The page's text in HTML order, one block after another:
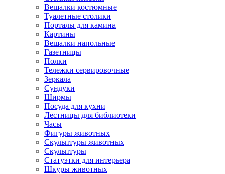
Вешалки костюмные
Туалетные столики
Порталы для камина
Картины
Вешалки напольные
Газетницы
Полки
Тележки сервировочные
Зеркала
Сундуки
Ширмы
Посуда для кухни
Лестницы для библиотеки
Часы
Фигуры животных
Скульптуры животных
Скульптуры
Статуэтки для интерьера
Шкуры животных